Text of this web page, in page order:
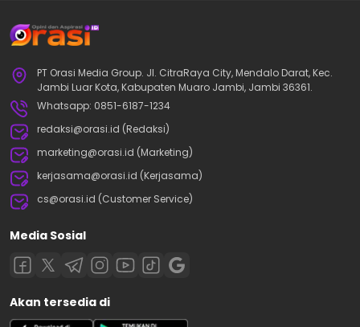
PT Orasi Media Group. Jl. CitraRaya City, Mendalo Darat, Kec.
Jambi Luar Kota, Kabupaten Muaro Jambi, Jambi 36361.
Whatsapp: 0851-6187-1234
redaksi@orasi.id (Redaksi)
marketing@orasi.id (Marketing)
kerjasama@orasi.id (Kerjasama)
cs@orasi.id (Customer Service)
Media Sosial
Akan tersedia di